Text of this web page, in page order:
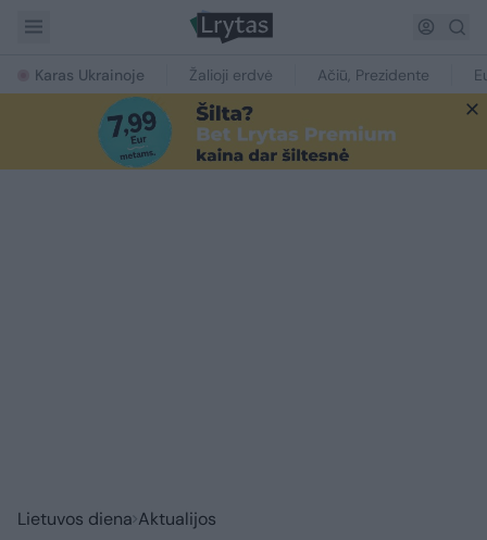
Karas Ukrainoje Žalioji erdvė Ačiū, Prezidente
Lietuvos diena Aktualijos